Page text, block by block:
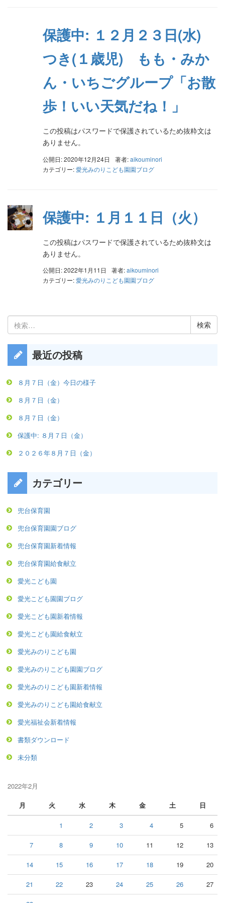
保護中: １２月２３日(水)
つき(１歳児) もも・みか
ん・いちごグループ「お散
歩！いい天気だね！」
この投稿はパスワードで保護されているため抜粋文は
ありません。
公開日: 2020年12月24日 著者:aikouminori
カテゴリー:愛光みのりこども園園ブログ
保護中: １月１１日（火）
この投稿はパスワードで保護されているため抜粋文は
ありません。
公開日: 2022年1月11日 著者:aikouminori
カテゴリー:愛光みのりこども園園ブログ
検
索:
最近の投稿
８月７日（金）今日の様子
８月７日（金）
８月７日（金）
保護中: ８月７日（金）
２０２６年８月７日（金）
カテゴリー
兜台保育園
兜台保育園園ブログ
兜台保育園新着情報
兜台保育園給食献立
愛光こども園
愛光こども園園ブログ
愛光こども園新着情報
愛光こども園給食献立
愛光みのりこども園
愛光みのりこども園園ブログ
愛光みのりこども園新着情報
愛光みのりこども園給食献立
愛光福祉会新着情報
書類ダウンロード
未分類
2022年2月
月
火 水 木 金 土 日
1 2 3 4 5 6
7 8 9 10 11 12 13
14 15 16 17 18 19 20
21 22 23 24 25 26 27